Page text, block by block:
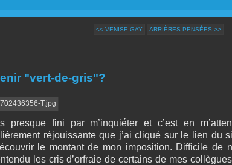
<< VENISE GAY ARRIÈRES PENSÉES >>
"vert-de-gris"?
presque fini par m’inquiéter et c’est en
réjouissante que j’ai cliqué sur le lien du
le montant de mon imposition. Difficile de
les cris d’orfraie de certains de mes